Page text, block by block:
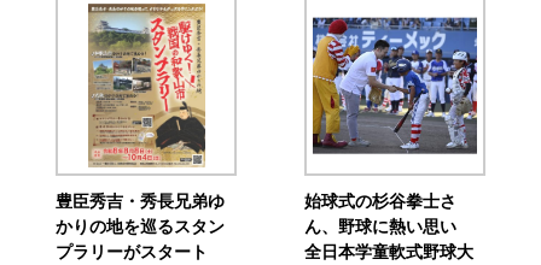
豊臣秀吉・秀長兄弟ゆ
かりの地を巡るスタン
プラリーがスタート
始球式の杉谷拳士さ
ん、野球に熱い思い
全日本学童軟式野球大